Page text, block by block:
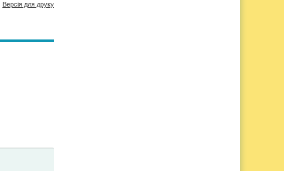
Версія для друку